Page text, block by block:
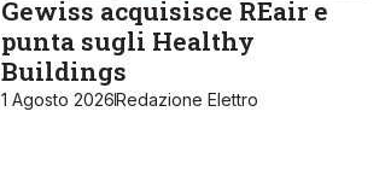
Gewiss acquisisce REair e
punta sugli Healthy
Buildings
1 Agosto 2026Redazione Elettro